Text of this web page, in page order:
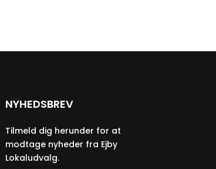
NYHEDSBREV
Tilmeld dig herunder for at
modtage nyheder fra Ejby
Lokaludvalg.